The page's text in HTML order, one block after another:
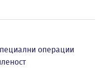
операции